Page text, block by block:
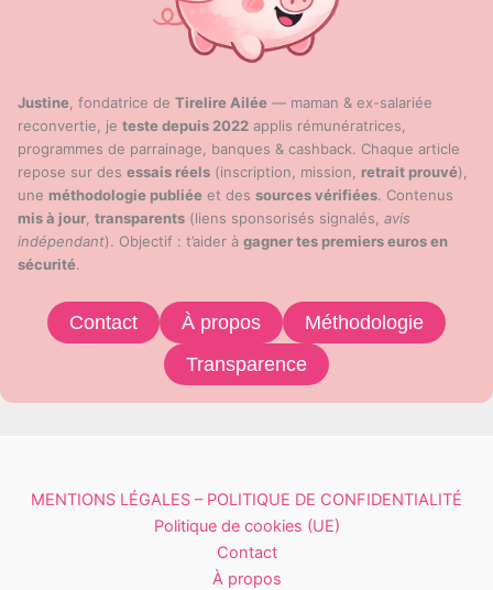
Justine, fondatrice de Tirelire Ailée — maman & ex-salariée
reconvertie, je teste depuis 2022 applis rémunératrices,
programmes de parrainage, banques & cashback. Chaque article
repose sur des essais réels (inscription, mission, retrait prouvé),
une méthodologie publiée et des sources vérifiées. Contenus
mis à jour, transparents (liens sponsorisés signalés, avis
indépendant). Objectif : t’aider à gagner tes premiers euros en
sécurité.
Contact À propos
Méthodologie
Transparence
MENTIONS LÉGALES – POLITIQUE DE CONFIDENTIALITÉ
Politique de cookies (UE)
Contact
À propos